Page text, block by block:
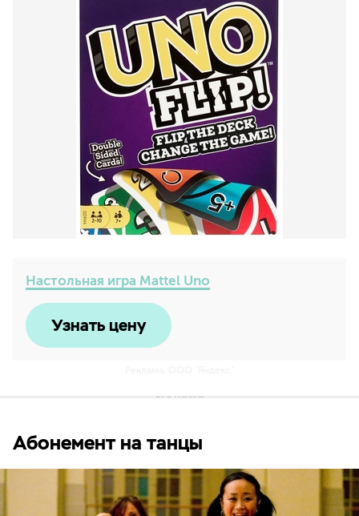
Настольная игра Mattel Uno
Узнать цену
Абонемент на танцы